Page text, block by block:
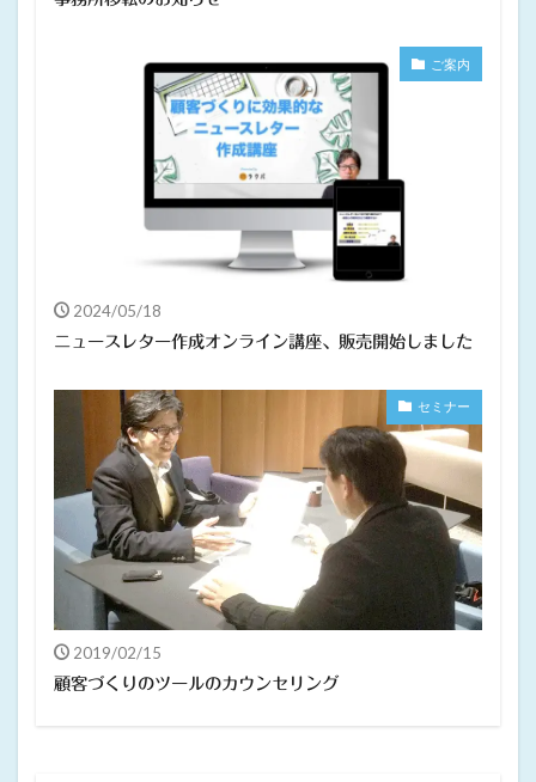
ご案内
2024/05/18
ニュースレター作成オンライン講座、販売開始しました
セミナー
2019/02/15
顧客づくりのツールのカウンセリング